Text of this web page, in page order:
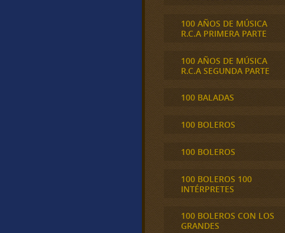
100 AÑOS DE MÚSICA
R.C.A PRIMERA PARTE
100 AÑOS DE MÚSICA
R.C.A SEGUNDA PARTE
100 BALADAS
100 BOLEROS
100 BOLEROS
100 BOLEROS 100
INTÉRPRETES
100 BOLEROS CON LOS
GRANDES